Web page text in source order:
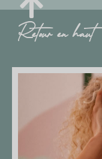
Retour en haut